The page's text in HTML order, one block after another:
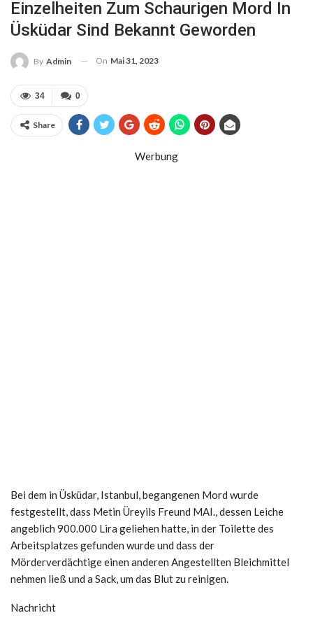
Einzelheiten Zum Schaurigen Mord In
Üsküdar Sind Bekannt Geworden
By Admin On Mai 31, 2023
0
34
Share
Werbung
Bei dem in Üsküdar, Istanbul, begangenen Mord wurde
festgestellt, dass Metin Üreyils Freund MAI., dessen Leiche
angeblich 900.000 Lira geliehen hatte, in der Toilette des
Arbeitsplatzes gefunden wurde und dass der
Mörderverdächtige einen anderen Angestellten Bleichmittel
nehmen ließ und a Sack, um das Blut zu reinigen.
Nachricht